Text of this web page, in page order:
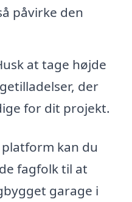
påvirke den
at tage højde
der
for dit projekt.
kan du
fagfolk til at
garage i